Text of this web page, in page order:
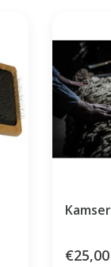
€25,00